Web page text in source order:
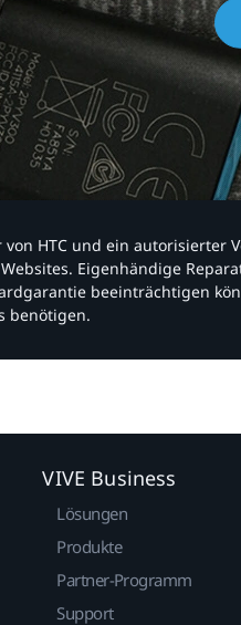
HTC und ein autorisierter
Eigenhändige
beeinträchtigen
benötigen.​
VIVE Business
Lösungen
Produkte
Partner-Programm
Support